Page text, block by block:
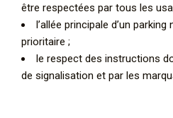
être respectées par tous les
l’allée principale d’un parking
prioritaire ;
le respect des instructions
de signalisation et par les